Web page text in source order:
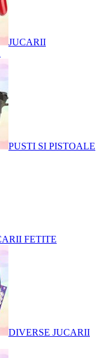
JUCARII
PUSTI SI PISTOALE
FETITE
DIVERSE JUCARII